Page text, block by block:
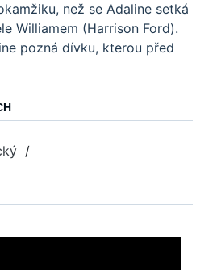
než se Adaline setká
Williamem (Harrison Ford).
pozná dívku, kterou před
/